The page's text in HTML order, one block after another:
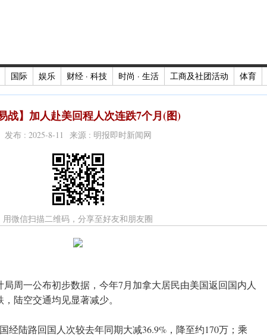
国际 娱乐 财经 · 科技 时尚 · 生活 工商及社团活动 体育
战】加人赴美回程人次连跌7个月(图)
发布 : 2025-8-11 来源 : 明报即时新闻网
用微信扫描二维码，分享至好友和朋友圈
局周一公布初步数据，今年7月加拿大居民由美国返回国内人
陆空交通均见显著减少。
经陆路回国人次较去年同期大减36.9%，降至约170万；乘